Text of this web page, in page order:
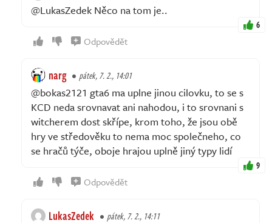
@LukasZedek Něco na tom je..
6
Odpovědět
narg pátek, 7. 2., 14:01
@bokas2121 gta6 ma uplne jinou cilovku, to se s
KCD neda srovnavat ani nahodou, i to srovnani s
witcherem dost skřípe, krom toho, že jsou obě
hry ve středověku to nema moc společneho, co
se hračů týče, oboje hrajou uplně jiný typy lidí
9
Odpovědět
LukasZedek pátek, 7. 2., 14:11